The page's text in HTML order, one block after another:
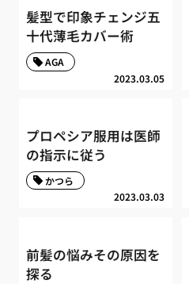
髪型で印象チェンジ五
十代薄毛カバー術
2023.03.05
AGA
プロペシア服用は医師
の指示に従う
2023.03.03
かつら
前髪の悩みその原因を
探る